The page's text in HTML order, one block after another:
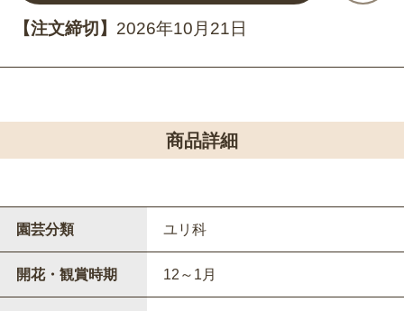
【注文締切】 2026年10月21日
商品詳細
園芸分類 ユリ科
開花・観賞時期 12～1月